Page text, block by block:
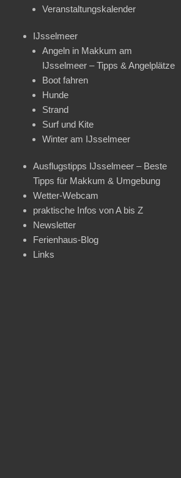
Veranstaltungskalender
IJsselmeer
Angeln in Makkum am
IJsselmeer – Tipps & Angelplätze
Boot fahren
Hunde
Strand
Surf und Kite
Winter am IJsselmeer
Ausflugstipps IJsselmeer – Beste
Tipps für Makkum & Umgebung
Wetter-Webcam
praktische Infos von A bis Z
Newsletter
Ferienhaus-Blog
Links